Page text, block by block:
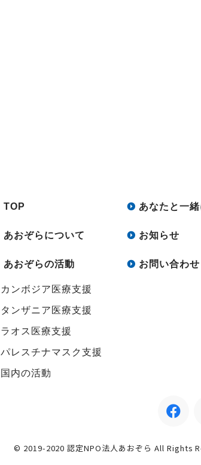
TOP
あおぞらについて
あおぞらの活動
カンボジア医療支援
タンザニア医療支援
ラオス医療支援
パレスチナマスク支援
国内の活動
あなたと一
お知らせ
お問い合わせ
© 2019-2020 認定NPO法人あおぞら All Rights